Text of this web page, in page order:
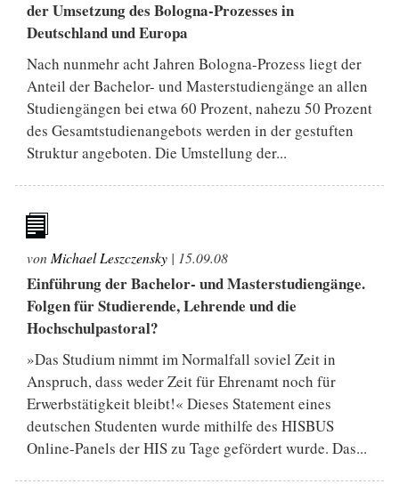
der Umsetzung des Bologna-Prozesses in
Deutschland und Europa
Nach nunmehr acht Jahren Bologna-Prozess liegt der
Anteil der Bachelor- und Masterstudiengänge an allen
Studiengängen bei etwa 60 Prozent, nahezu 50 Prozent
des Gesamtstudienangebots werden in der gestuften
Struktur angeboten. Die Umstellung der...
von Michael Leszczensky | 15.09.08
Einführung der Bachelor‐ und Masterstudiengänge.
Folgen für Studierende, Lehrende und die
Hochschulpastoral?
»Das Studium nimmt im Normalfall soviel Zeit in
Anspruch, dass weder Zeit für Ehrenamt noch für
Erwerbstätigkeit bleibt!« Dieses Statement eines
deutschen Studenten wurde mithilfe des HISBUS
Online-Panels der HIS zu Tage gefördert wurde. Das...